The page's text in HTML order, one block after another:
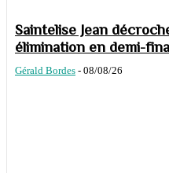
Saintelise Jean
élimination en demi-
Gérald Bordes - 08/08/26